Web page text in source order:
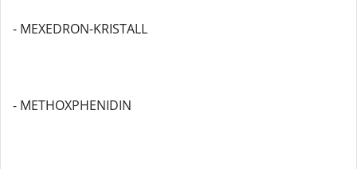
- MEXEDRON-KRISTALL
- METHOXPHENIDIN